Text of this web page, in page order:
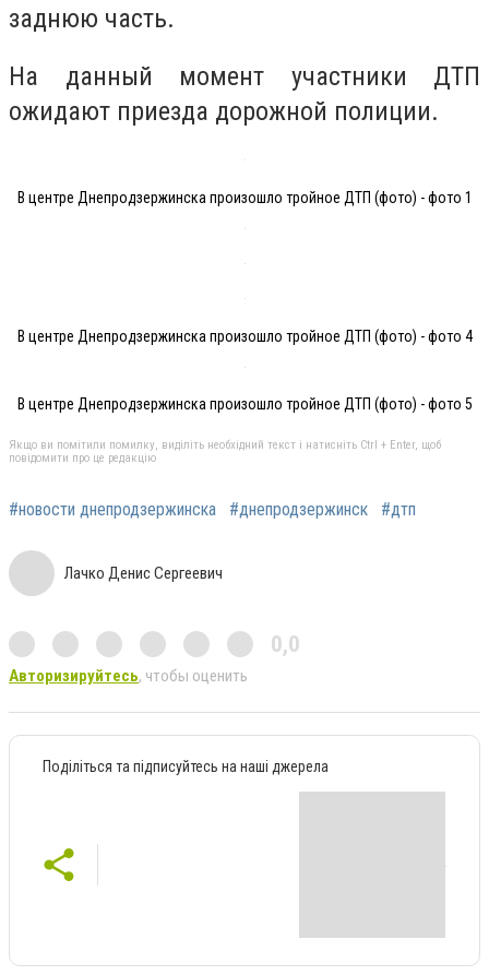
заднюю часть.
На данный момент участники ДТП
ожидают приезда дорожной полиции.
В центре Днепродзержинска произошло тройное ДТП (фото) - фото 1
В центре Днепродзержинска произошло тройное ДТП (фото) - фото 4
В центре Днепродзержинска произошло тройное ДТП (фото) - фото 5
Якщо ви помітили помилку, виділіть необхідний текст і натисніть Ctrl + Enter, щоб
повідомити про це редакцію
#новости днепродзержинска #днепродзержинск #дтп
Лачко Денис Сергеевич
0,0
Авторизируйтесь, чтобы оценить
Поділіться та підписуйтесь на наші джерела